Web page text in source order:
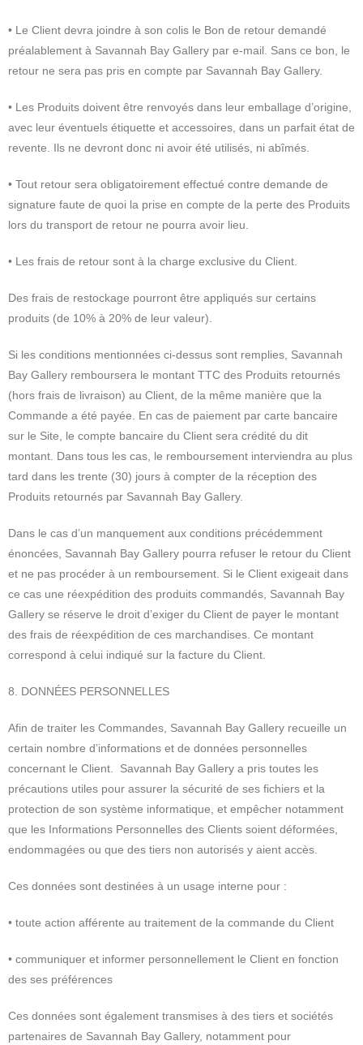
• Le Client devra joindre à son colis le Bon de retour demandé
préalablement à Savannah Bay Gallery par e-mail. Sans ce bon, le
retour ne sera pas pris en compte par Savannah Bay Gallery.
• Les Produits doivent être renvoyés dans leur emballage d’origine,
avec leur éventuels étiquette et accessoires, dans un parfait état de
revente. Ils ne devront donc ni avoir été utilisés, ni abîmés.
• Tout retour sera obligatoirement effectué contre demande de
signature faute de quoi la prise en compte de la perte des Produits
lors du transport de retour ne pourra avoir lieu.
• Les frais de retour sont à la charge exclusive du Client.
Des frais de restockage pourront être appliqués sur certains
produits (de 10% à 20% de leur valeur).
Si les conditions mentionnées ci-dessus sont remplies, Savannah
Bay Gallery remboursera le montant TTC des Produits retournés
(hors frais de livraison) au Client, de la même manière que la
Commande a été payée. En cas de paiement par carte bancaire
sur le Site, le compte bancaire du Client sera crédité du dit
montant. Dans tous les cas, le remboursement interviendra au plus
tard dans les trente (30) jours à compter de la réception des
Produits retournés par Savannah Bay Gallery.
Dans le cas d’un manquement aux conditions précédemment
énoncées, Savannah Bay Gallery pourra refuser le retour du Client
et ne pas procéder à un remboursement. Si le Client exigeait dans
ce cas une réexpédition des produits commandés, Savannah Bay
Gallery se réserve le droit d’exiger du Client de payer le montant
des frais de réexpédition de ces marchandises. Ce montant
correspond à celui indiqué sur la facture du Client.
8. DONNÉES PERSONNELLES
Afin de traiter les Commandes, Savannah Bay Gallery recueille un
certain nombre d’informations et de données personnelles
concernant le Client. Savannah Bay Gallery a pris toutes les
précautions utiles pour assurer la sécurité de ses fichiers et la
protection de son système informatique, et empêcher notamment
que les Informations Personnelles des Clients soient déformées,
endommagées ou que des tiers non autorisés y aient accès.
Ces données sont destinées à un usage interne pour :
• toute action afférente au traitement de la commande du Client
• communiquer et informer personnellement le Client en fonction
des ses préférences
Ces données sont également transmises à des tiers et sociétés
partenaires de Savannah Bay Gallery, notamment pour